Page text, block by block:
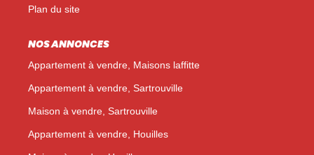
Plan du site
NOS ANNONCES
Appartement à vendre, Maisons laffitte
Appartement à vendre, Sartrouville
Maison à vendre, Sartrouville
Appartement à vendre, Houilles